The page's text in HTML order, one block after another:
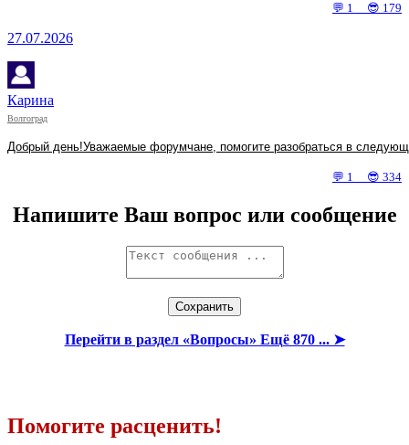
💬 1 😎 179
27.07.2026
Карина
Волгоград
Добрый день!Уважаемые форумчане, помогите разобраться в
💬 1 😎 334
Напишите Ваш вопрос или сообщение
Перейти в раздел «Вопросы» Ещё 870 ... ➤
Помогите расценить!